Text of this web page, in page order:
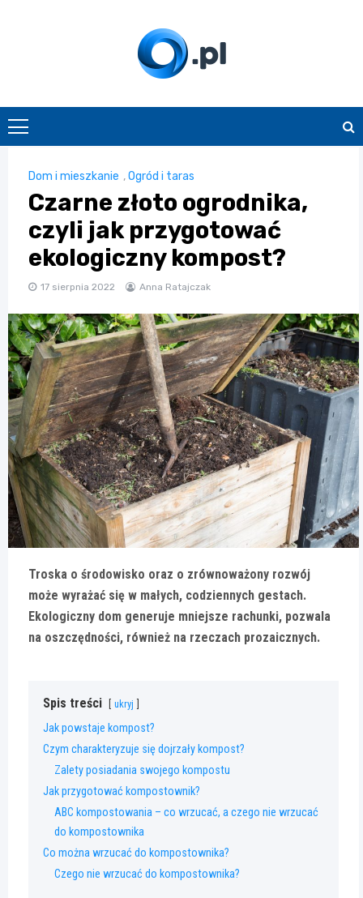
O.pl
Dom i mieszkanie ,Ogród i taras
Czarne złoto ogrodnika,
czyli jak przygotować
ekologiczny kompost?
17 sierpnia 2022 Anna Ratajczak
Troska o środowisko oraz o zrównoważony rozwój
może wyrażać się w małych, codziennych gestach.
Ekologiczny dom generuje mniejsze rachunki, pozwala
na oszczędności, również na rzeczach prozaicznych.
Spis treści ukryj
Jak powstaje kompost?
Czym charakteryzuje się dojrzały kompost?
Zalety posiadania swojego kompostu
Jak przygotować kompostownik?
ABC kompostowania – co wrzucać, a czego nie wrzucać
do kompostownika
Co można wrzucać do kompostownika?
Czego nie wrzucać do kompostownika?